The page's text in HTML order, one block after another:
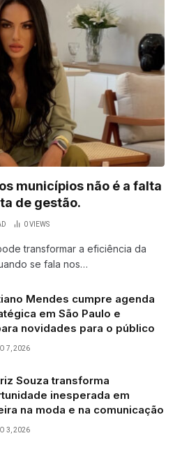
municípios não é a falta
de gestão.
0VIEWS
transformar a eficiência da
se fala nos…
Mendes cumpre agenda
em São Paulo e
novidades para o público
7, 2026
Souza transforma
inesperada em
na moda e na comunicação
3, 2026